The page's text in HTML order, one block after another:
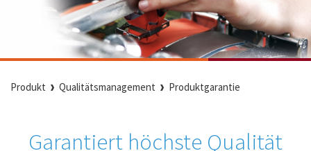
Produkt Qualitätsmanagement Produktgarantie
Garantiert höchste Qualität